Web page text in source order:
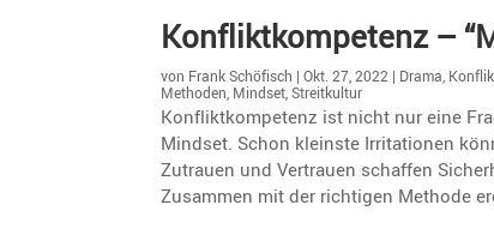
Konflikt­kom­pe­tenz –
von Frank Schöfisch |Okt. 27, 2022 | Drama
Methoden Mindset ,Streitkultur
Konflikt­kom­pe­tenz ist nicht nur eine
Mindset. Schon kleinste Irrita­tionen
Zutrauen und Vertrauen schaffen
Zusammen mit der richtigen Methode